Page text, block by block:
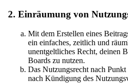
2. Einräumung von
Mit dem Erstellen eines
ein einfaches, zeitlich und
unentgeltliches Recht, deinen
Boards zu nutzen.
Das Nutzungsrecht nach
nach Kündigung des